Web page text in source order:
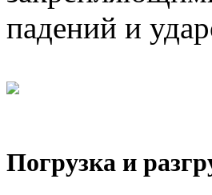
падений и
Погрузка и